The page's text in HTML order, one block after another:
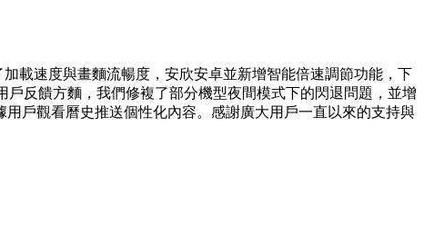
載速度與畫麵流暢度，安欣安卓並新增智能倍速調節功能，下
反饋方麵，我們修複了部分機型夜間模式下的閃退問題，並增
戶觀看曆史推送個性化內容。感謝廣大用戶一直以來的支持與